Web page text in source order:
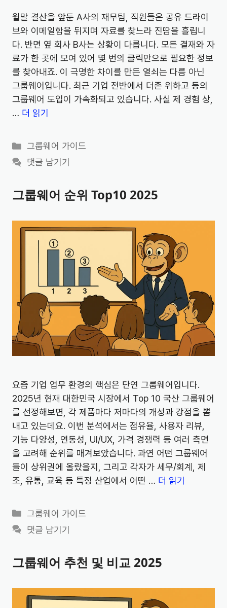
월말 결산을 앞둔 A사의 재무팀, 직원들은 공유 드라이
브와 이메일함을 뒤지며 자료를 찾느라 진땀을 흘립니
다. 반면 옆 회사 B사는 상황이 다릅니다. 모든 결재와 자
료가 한 곳에 모여 있어 몇 번의 클릭만으로 필요한 정보
를 찾아내죠. 이 극명한 차이를 만든 열쇠는 다름 아닌
그룹웨어입니다. 최근 기업 전반에서 더존 위하고 등의
그룹웨어 도입이 가속화되고 있습니다. 사실 제 경험 상,
… 더 읽기
카
테
그룹웨어 가이드
댓글 남기기
그룹웨어 순위 Top10 2025
요즘 기업 업무 환경의 핵심은 단연 그룹웨어입니다.
2025년 현재 대한민국 시장에서 Top 10 국산 그룹웨어
를 선정해보면, 각 제품마다 저마다의 개성과 강점을 뽐
내고 있는데요. 이번 분석에서는 점유율, 사용자 리뷰,
기능 다양성, 연동성, UI/UX, 가격 경쟁력 등 여러 측면
을 고려해 순위를 매겨보았습니다. 과연 어떤 그룹웨어
들이 상위권에 올랐을지, 그리고 각자가 세무/회계, 제
조, 유통, 교육 등 특정 산업에서 어떤 … 더 읽기
카
테
그룹웨어 가이드
댓글 남기기
그룹웨어 추천 및 비교 2025